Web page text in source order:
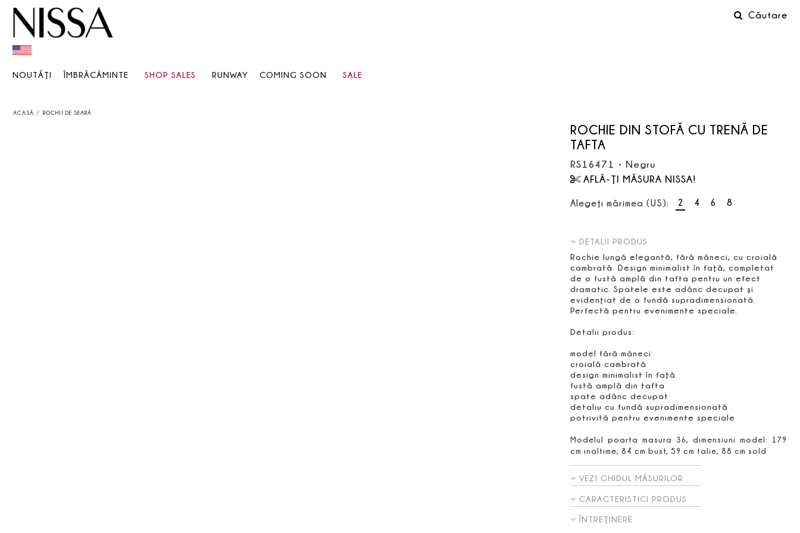
Căutare
NOUTĂŢI ÎMBRĂCĂMINTE SHOP SALES RUNWAY COMING SOON SALE
ACASĂ ROCHII DE SEARĂ
ROCHIE DIN STOFĂ CU TRENĂ DE
TAFTA
RS16471 • Negru
AFLĂ-ŢI MĂSURA NISSA!
Alegeţi mărimea (US): 2 4 6 8
DETALII PRODUS
Rochie lungă elegantă, fără mâneci, cu croială
cambrată. Design minimalist în faţă, completat
de o fustă amplă din tafta pentru un efect
dramatic. Spatele este adânc decupat şi
evidenţiat de o fundă supradimensionată.
Perfectă pentru evenimente speciale.
Detalii produs:
model fără mâneci
croială cambrată
design minimalist în faţă
fustă amplă din tafta
spate adânc decupat
detaliu cu fundă supradimensionată
potrivită pentru evenimente speciale
Modelul poarta masura 36, dimensiuni model: 179
cm inaltime, 84 cm bust, 59 cm talie, 88 cm sold
VEZI GHIDUL MĂSURILOR
CARACTERISTICI PRODUS
ÎNTREŢINERE